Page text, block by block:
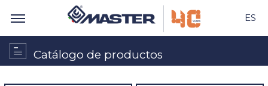
ES
Catálogo de productos